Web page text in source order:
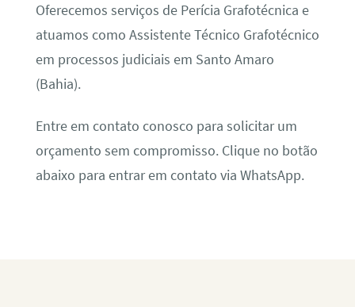
Oferecemos serviços de Perícia Grafotécnica e
atuamos como Assistente Técnico Grafotécnico
em processos judiciais em Santo Amaro
(Bahia).
Entre em contato conosco para solicitar um
orçamento sem compromisso. Clique no botão
abaixo para entrar em contato via WhatsApp.